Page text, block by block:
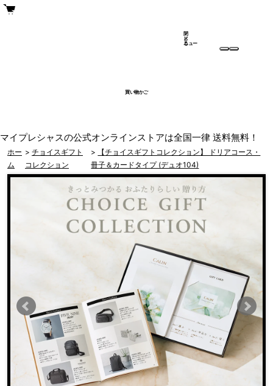
買い物かご
メ
ニュー
閉
じ
る
マイプレシャスの公式オンラインストアは全国一律 送料無料！
ホー
ム
> チョイスギフト
コレクション
>
【チョイスギフトコレクション】 ドリアコース・
冊子＆カードタイプ (デュオ104)